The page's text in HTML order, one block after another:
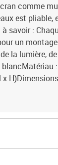
comme
est
savoir :
un
la lumière,